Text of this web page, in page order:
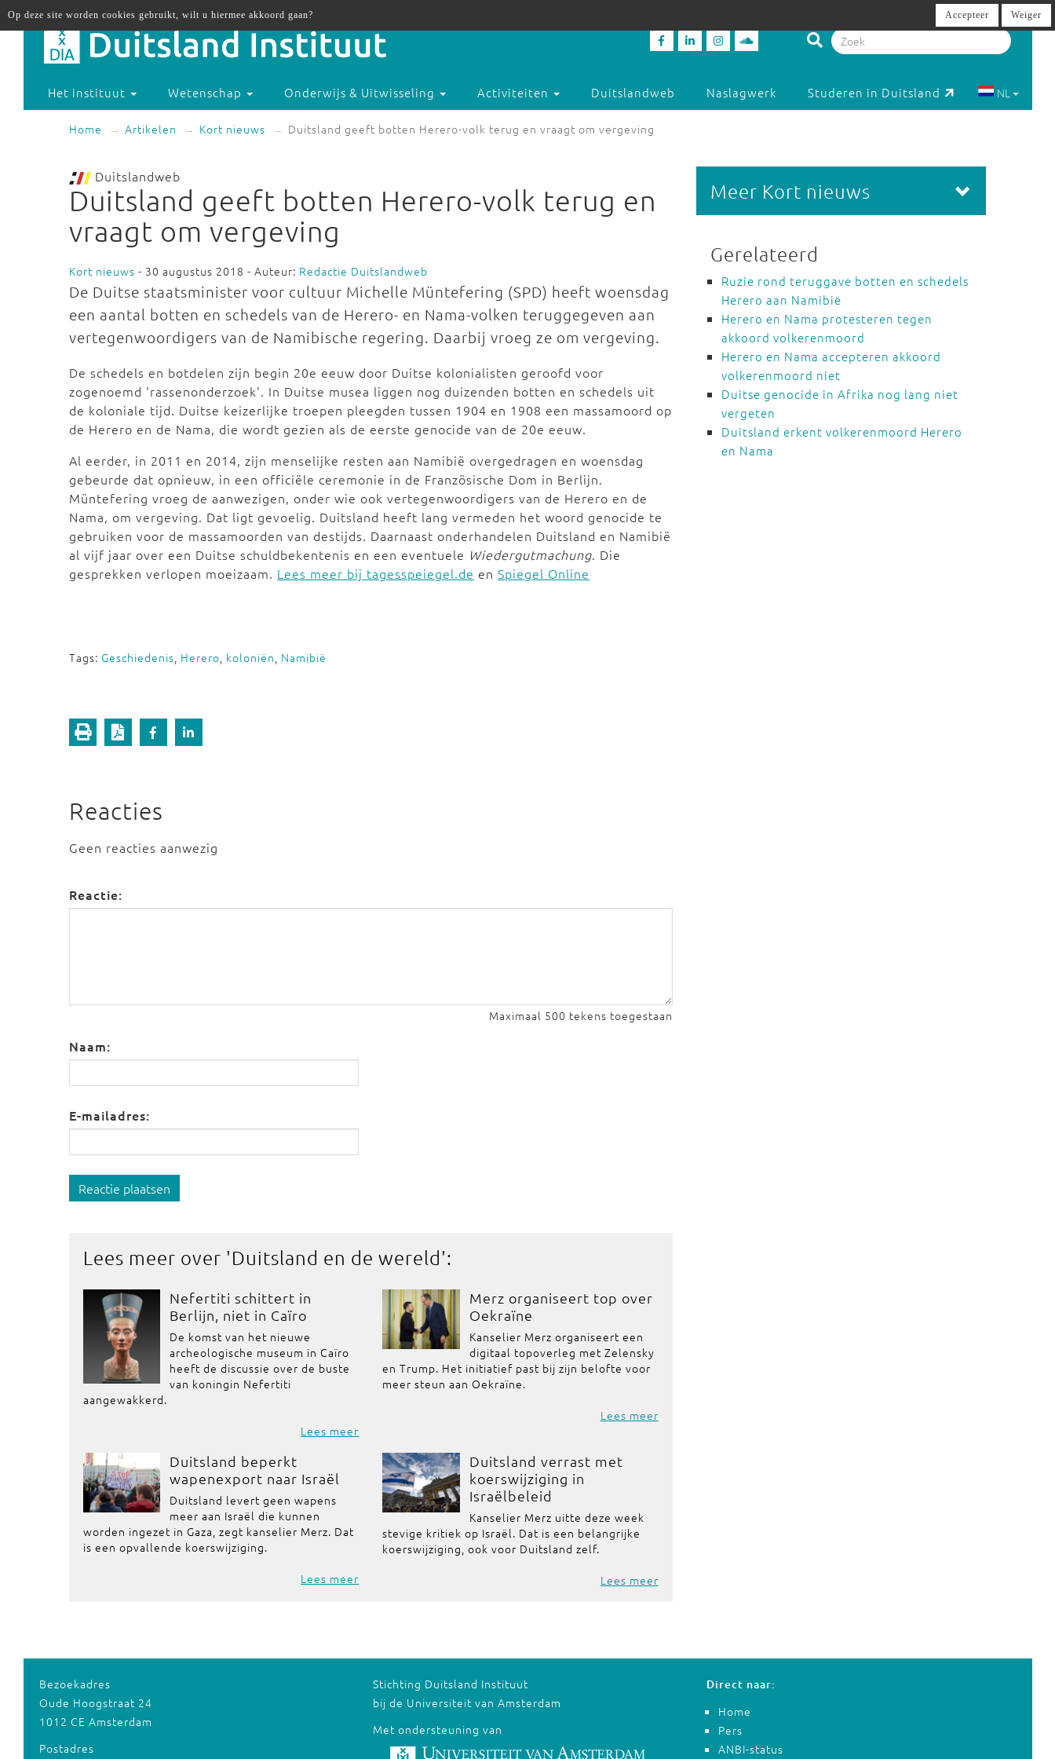
Het instituut Wetenschap Onderwijs & Uitwisseling Activiteiten Duitslandweb Naslagwerk Studeren in Duitsland NL
Home Artikelen Kort nieuws Duitsland geeft botten Herero-volk terug en vraagt om vergeving
Duitslandweb
Duitsland geeft botten Herero-volk terug en
vraagt om vergeving
Kort nieuws - 30 augustus 2018 - Auteur: Redactie Duitslandweb
De Duitse staatsminister voor cultuur Michelle Müntefering (SPD) heeft woensdag
een aantal botten en schedels van de Herero- en Nama-volken teruggegeven aan
vertegenwoordigers van de Namibische regering. Daarbij vroeg ze om vergeving.
De schedels en botdelen zijn begin 20e eeuw door Duitse kolonialisten geroofd voor
zogenoemd 'rassenonderzoek'. In Duitse musea liggen nog duizenden botten en schedels uit
de koloniale tijd. Duitse keizerlijke troepen pleegden tussen 1904 en 1908 een massamoord op
de Herero en de Nama, die wordt gezien als de eerste genocide van de 20e eeuw.
Al eerder, in 2011 en 2014, zijn menselijke resten aan Namibië overgedragen en woensdag
gebeurde dat opnieuw, in een officiële ceremonie in de Französische Dom in Berlijn.
Müntefering vroeg de aanwezigen, onder wie ook vertegenwoordigers van de Herero en de
Nama, om vergeving. Dat ligt gevoelig. Duitsland heeft lang vermeden het woord genocide te
gebruiken voor de massamoorden van destijds. Daarnaast onderhandelen Duitsland en Namibië
al vijf jaar over een Duitse schuldbekentenis en een eventuele Wiedergutmachung. Die
gesprekken verlopen moeizaam. Lees meer bij tagesspeiegel.de en Spiegel Online
Tags: Geschiedenis, Herero, koloniën, Namibië
Reacties
Geen reacties aanwezig
Reactie:
Maximaal 500 tekens toegestaan
Naam:
E-mailadres:
Reactie plaatsen
Lees meer over 'Duitsland en de wereld':
Nefertiti schittert in
Berlijn, niet in Caïro
De komst van het nieuwe
archeologische museum in Caïro
heeft de discussie over de buste
van koningin Nefertiti
aangewakkerd.
Lees meer
Merz organiseert top over
Oekraïne
Kanselier Merz organiseert een
digitaal topoverleg met Zelensky
en Trump. Het initiatief past bij zijn belofte voor
meer steun aan Oekraïne.
Lees meer
Duitsland beperkt
wapenexport naar Israël
Duitsland levert geen wapens
meer aan Israël die kunnen
worden ingezet in Gaza, zegt kanselier Merz. Dat
is een opvallende koerswijziging.
Lees meer
Duitsland verrast met
koerswijziging in
Israëlbeleid
Kanselier Merz uitte deze week
stevige kritiek op Israël. Dat is een belangrijke
koerswijziging, ook voor Duitsland zelf.
Lees meer
Meer Kort nieuws
Gerelateerd
Ruzie rond teruggave botten en schedels
Herero aan Namibië
Herero en Nama protesteren tegen
akkoord volkerenmoord
Herero en Nama accepteren akkoord
volkerenmoord niet
Duitse genocide in Afrika nog lang niet
vergeten
Duitsland erkent volkerenmoord Herero
en Nama
Bezoekadres
Oude Hoogstraat 24
1012 CE Amsterdam
Postadres
Stichting Duitsland Instituut
bij de Universiteit van Amsterdam
Met ondersteuning van
Direct naar:
Home
Pers
ANBI-status
Op deze site worden cookies gebruikt, wilt u hiermee akkoord gaan? Accepteer Weiger